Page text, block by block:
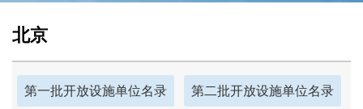
北京
第一批开放设施单位名录 第二批开放设施单位名录